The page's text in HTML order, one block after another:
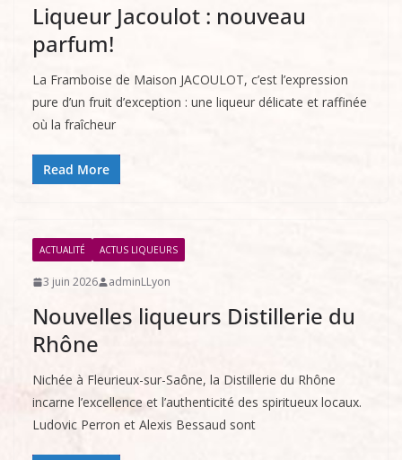
Liqueur Jacoulot : nouveau
parfum!
La Framboise de Maison JACOULOT, c’est l’expression
pure d’un fruit d’exception : une liqueur délicate et raffinée
où la fraîcheur
Read More
ACTUALITÉ ACTUS LIQUEURS
3 juin 2026 adminLLyon
Nouvelles liqueurs Distillerie du
Rhône
Nichée à Fleurieux-sur-Saône, la Distillerie du Rhône
incarne l’excellence et l’authenticité des spiritueux locaux.
Ludovic Perron et Alexis Bessaud sont